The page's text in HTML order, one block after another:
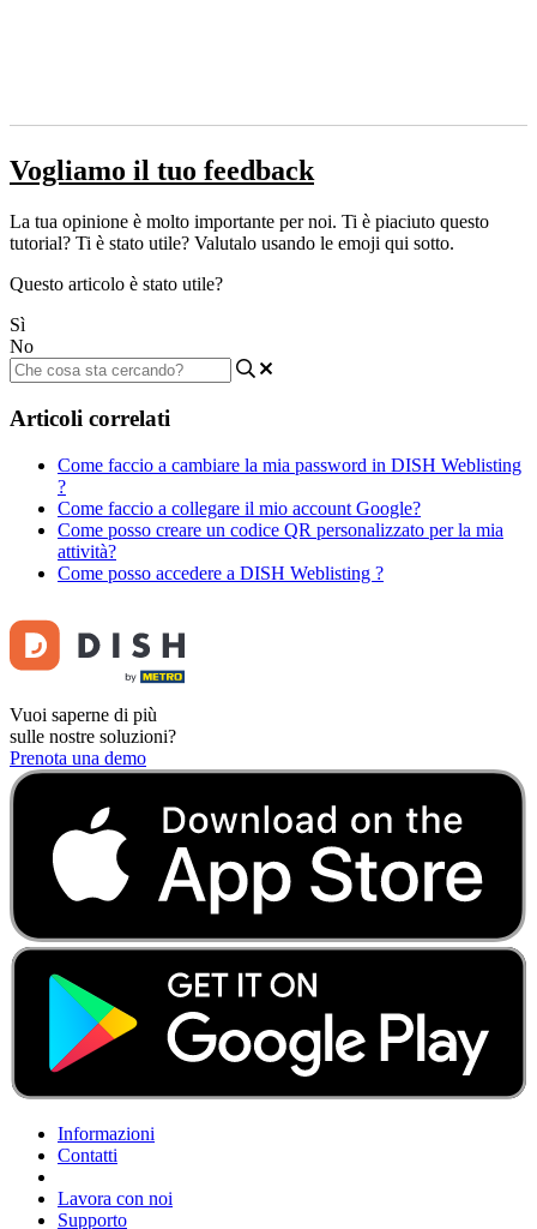
Vogliamo il tuo feedback
La tua opinione è molto importante per noi. Ti è piaciuto questo
tutorial? Ti è stato utile? Valutalo usando le emoji qui sotto.
Questo articolo è stato utile?
Sì
No
Articoli correlati
Come faccio a cambiare la mia password in DISH Weblisting
?
Come faccio a collegare il mio account Google?
Come posso creare un codice QR personalizzato per la mia
attività?
Come posso accedere a DISH Weblisting ?
Vuoi saperne di più
sulle nostre soluzioni?
Prenota una demo
Informazioni
Contatti
Lavora con noi
Supporto